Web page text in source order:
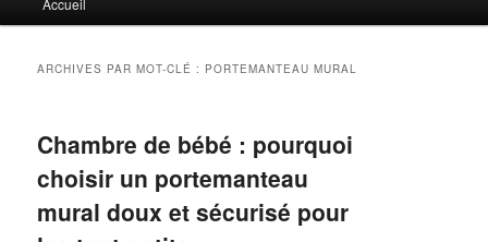
principal
ARCHIVES PAR MOT-CLÉ : PORTEMANTEAU MURAL
Chambre de bébé : pourquoi
choisir un portemanteau
mural doux et sécurisé pour